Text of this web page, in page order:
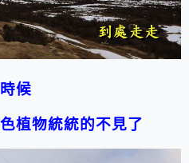
候
植物統統的不見了